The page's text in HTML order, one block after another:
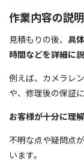
作業内容の説
見積もりの後、 具
時間などを詳細に
例えば、カメラレ
や、修理後の保証
お客様が十分に理
不明な点や疑問点
います。